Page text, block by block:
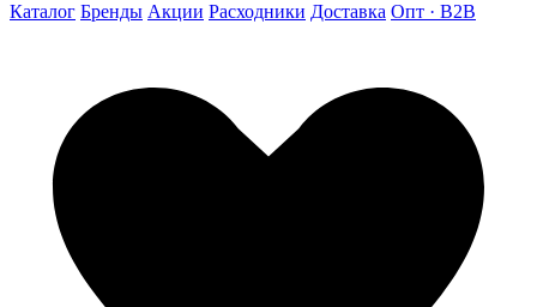
Каталог Бренды Акции Расходники Доставка Опт · B2B